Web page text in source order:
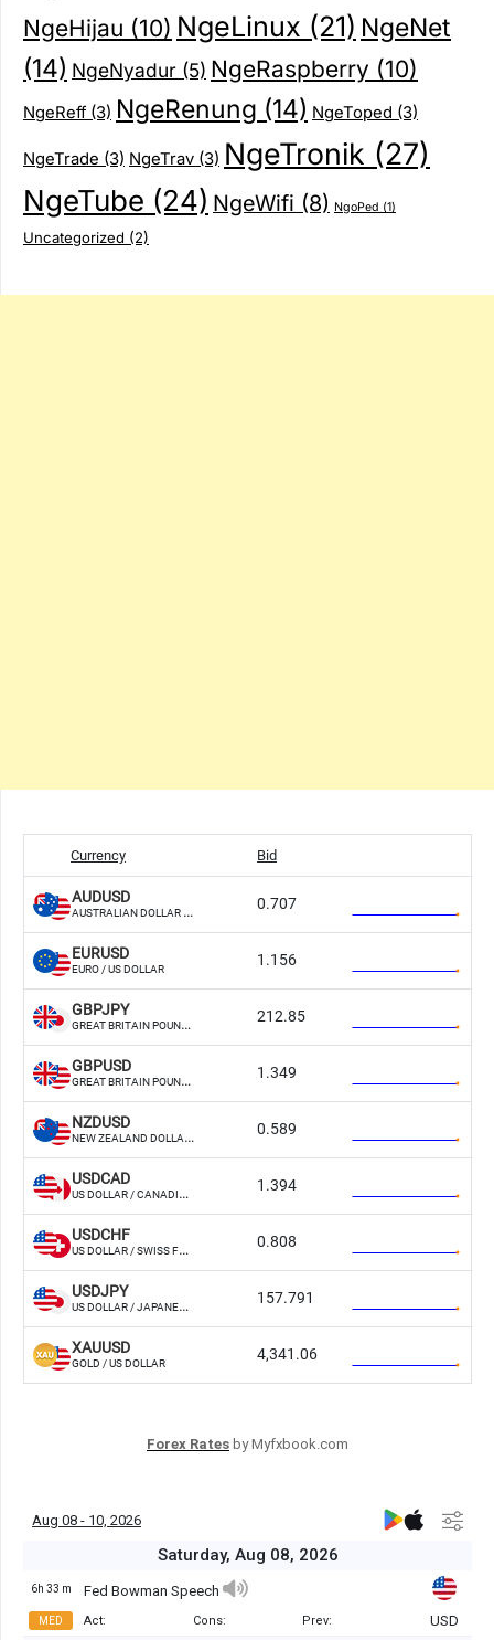
NgeHijau (10) NgeLinux (21) NgeNet
(14) NgeNyadur (5) NgeRaspberry (10)
NgeReff (3) NgeRenung (14) NgeToped (3)
NgeTrade (3) NgeTrav (3) NgeTronik (27)
NgeTube (24) NgeWifi (8) NgoPed (1)
Uncategorized (2)
Forex Rates by Myfxbook.com